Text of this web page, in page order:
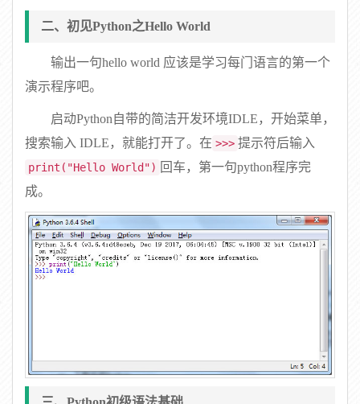
二、初见Python之Hello World
输出一句hello world 应该是学习每门语言的第一个
演示程序吧。
启动Python自带的简洁开发环境IDLE，开始菜单，
搜索输入 IDLE，就能打开了。在 >>> 提示符后输入
print("Hello World") 回车，第一句python程序完
成。